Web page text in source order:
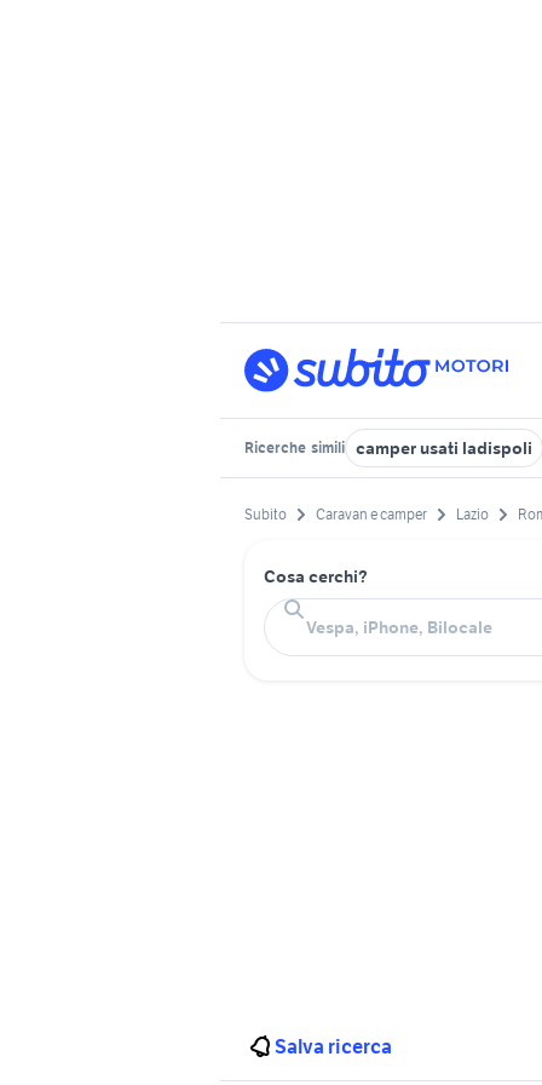
Ricerche simili camper usati ladispoli
Subito Caravan e camper Lazio
Cosa cerchi?
Salva ricerca